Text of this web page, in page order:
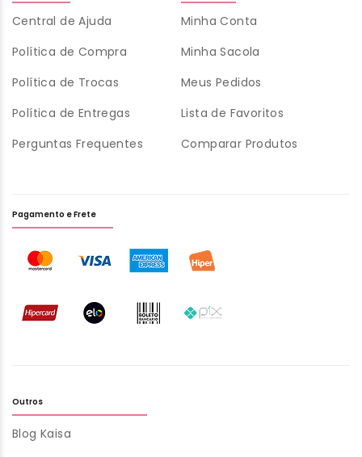
Central de Ajuda
Política de Compra
Política de Trocas
Política de Entregas
Perguntas Frequentes
Minha Conta
Minha Sacola
Meus Pedidos
Lista de Favoritos
Comparar Produtos
Outros
Blog Kaisa
Pagamento e Frete